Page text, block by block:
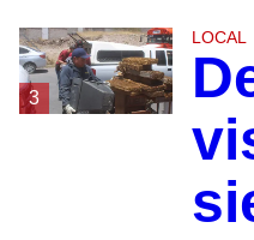
3
LOCAL